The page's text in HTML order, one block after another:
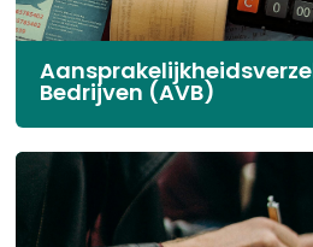
Bedrijven (AVB)